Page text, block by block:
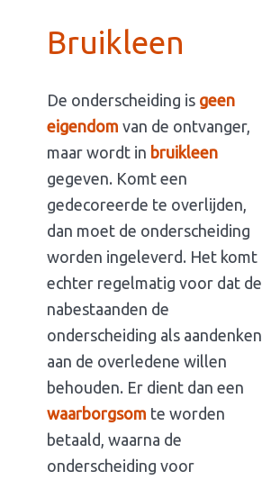
Bruikleen
De onderscheiding is geen
eigendom van de ontvanger,
maar wordt in bruikleen
gegeven. Komt een
gedecoreerde te overlijden,
dan moet de onderscheiding
worden ingeleverd. Het komt
echter regelmatig voor dat de
nabestaanden de
onderscheiding als aandenken
aan de overledene willen
behouden. Er dient dan een
waarborgsom te worden
betaald, waarna de
onderscheiding voor